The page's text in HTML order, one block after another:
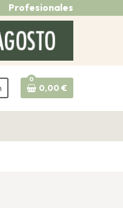
Profesionales
0
0,00 €